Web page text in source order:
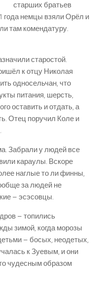
старших братьев
года немцы взяли Орёл и
там комендатуру.
старостой.
к отцу Николая
односельчан, что
питания, шерсть,
оставить и отдать, а
Отец поручил Коле и
Забрали у людей все
караулы. Вскоре
наглые то ли финны,
за людей не
– эсэсовцы.
– топились
зимой, когда морозы
– босых, неодетых,
к Зуевым, и они
чудесным образом